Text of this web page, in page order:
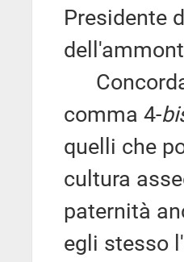
Presidente
Concorda
comma 4-
quelli che
cultura
paternità
egli stesso